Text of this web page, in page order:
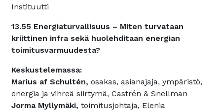
Instituutti
13.55 Energiaturvallisuus – Miten turvataan
kriittinen infra sekä huolehditaan energian
toimitusvarmuudesta?
Keskustelemassa:
Marius af Schultén, osakas, asianajaja, ympäristö,
energia ja vihreä siirtymä, Castrén & Snellman
Jorma Myllymäki, toimitusjohtaja, Elenia